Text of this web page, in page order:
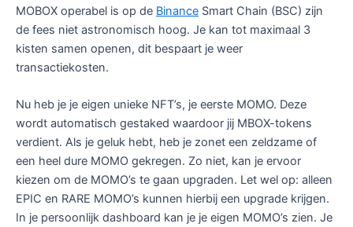
MOBOX operabel is op de Binance Smart Chain (BSC) zijn
de fees niet astronomisch hoog. Je kan tot maximaal 3
kisten samen openen, dit bespaart je weer
transactiekosten.
Nu heb je je eigen unieke NFT’s, je eerste MOMO. Deze
wordt automatisch gestaked waardoor jij MBOX-tokens
verdient. Als je geluk hebt, heb je zonet een zeldzame of
een heel dure MOMO gekregen. Zo niet, kan je ervoor
kiezen om de MOMO’s te gaan upgraden. Let wel op: alleen
EPIC en RARE MOMO’s kunnen hierbij een upgrade krijgen.
In je persoonlijk dashboard kan je je eigen MOMO’s zien. Je